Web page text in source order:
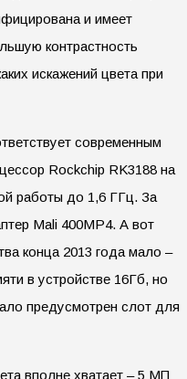
и имеет
контрастность
искажений цвета при
современным
Rockchip RK3188 на
работы до 1,6 ГГц. За
Mali 400MP4. А вот
конца 2013 года мало –
в устройстве 16Гб, но
предусмотрен слот для
вполне хватает – 5 МП